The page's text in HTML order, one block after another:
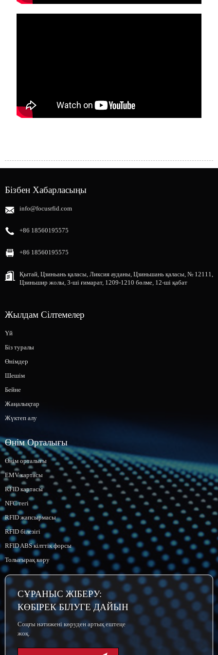
Бізбен Хабарласыңы
info@focusrfid.com
+86 18560195575
+86 18560195575
Қытай, Цзиньань қаласы, Ликсия ауданы, Цзиньшань қаласы, № 12111,
Цзиньшир жолы, 3-ші ғимарат, 1209-1210 бөлме, 12-ші қабат
Жылдам Сілтемелер
Үй
Біз туралы
Өнімдер
Шешім
Бейне
Жаңалықтар
Жүктеп алу
Өнім Орталығы
Өнім орталығы
EMV картасы
RFID картасы
NFC тегі
RFID жапсырмасы
RFID білезігі
RFID ABS кілттік форсы
Толығырақ көру
СҰРАНЫС ЖІБЕРУ:
КӨБІРЕК БІЛУГЕ ДАЙЫН
Соңғы нәтижені көруден артық ештеңе
жоқ.